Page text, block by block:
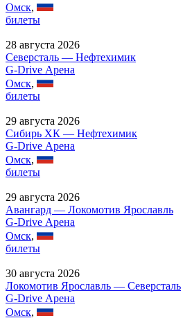
Омск,
билеты
28 августа 2026
Северсталь — Нефтехимик
G-Drive Арена
Омск,
билеты
29 августа 2026
Сибирь ХК — Нефтехимик
G-Drive Арена
Омск,
билеты
29 августа 2026
Авангард — Локомотив Ярославль
G-Drive Арена
Омск,
билеты
30 августа 2026
Локомотив Ярославль — Северсталь
G-Drive Арена
Омск,